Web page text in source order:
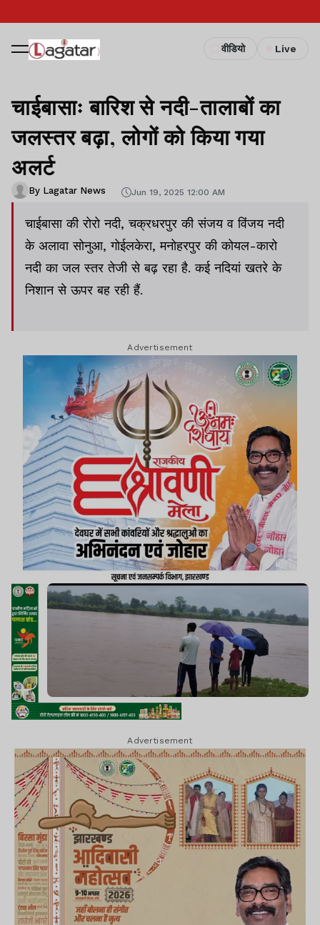
वीडियो Live
चाईबासाः बारिश से नदी-तालाबों का
जलस्तर बढ़ा, लोगों को किया गया
अलर्ट
By Lagatar News Jun 19, 2025 12:00 AM
चाईबासा की रोरो नदी, चक्रधरपुर की संजय व विंजय नदी
के अलावा सोनुआ, गोईलकेरा, मनोहरपुर की कोयल-कारो
नदी का जल स्तर तेजी से बढ़ रहा है. कई नदियां खतरे के
निशान से ऊपर बह रही हैं.
Advertisement
Advertisement